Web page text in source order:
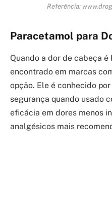
Referência:
Paracetamol para
Quando a dor de cabeça é
encontrado em marcas
opção. Ele é conhecido
segurança quando usado
eficácia em dores menos
analgésicos mais